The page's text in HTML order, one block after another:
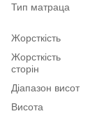
Тип матраца
Жорсткість
Жорсткість
сторін
Діапазон висот
Висота